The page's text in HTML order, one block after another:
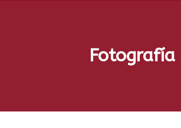
Fotografía